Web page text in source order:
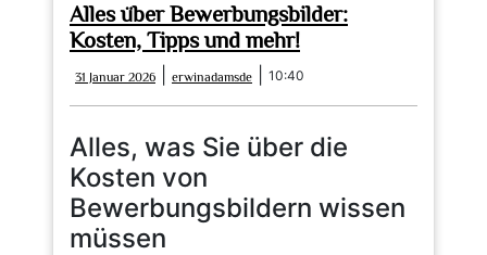
Alles über Bewerbungsbilder:
Kosten, Tipps und mehr!
31 Januar 2026
Januar
2026
erwinadamsde erwinadamsde
10:40
Alles, was Sie über die
Kosten von
Bewerbungsbildern wissen
müssen